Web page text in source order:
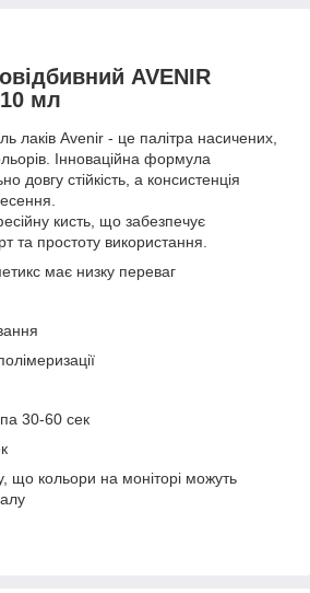
AVENIR
мл
лаків Avenir - це палітра насичених,
Інноваційна формула
довгу стійкість, а консистенція
кисть, що забезпечує
та простоту використання.
має низку переваг
30-60 сек
що кольори на моніторі можуть